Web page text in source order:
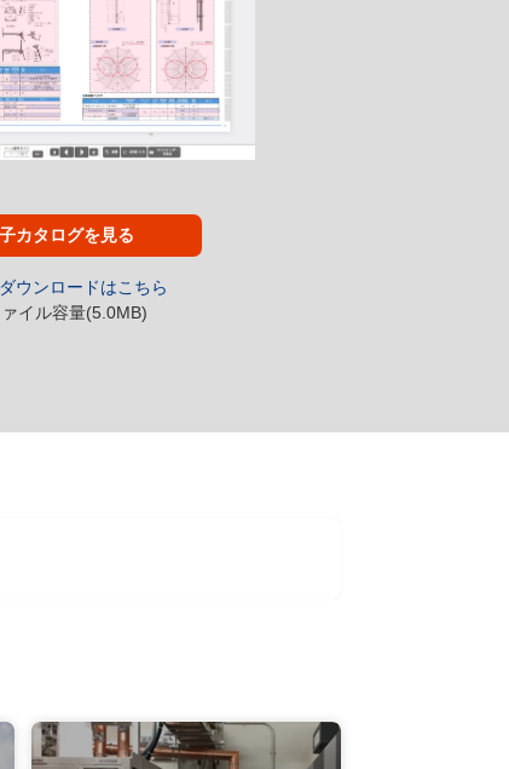
カタログを見る
ウンロードはこちら
イル容量(5.0MB)